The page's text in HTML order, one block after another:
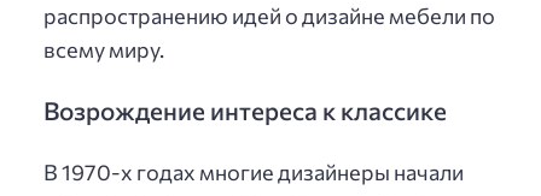
распространению идей о дизайне мебели по
всему миру.
Возрождение интереса к классике
В 1970-х годах многие дизайнеры начали